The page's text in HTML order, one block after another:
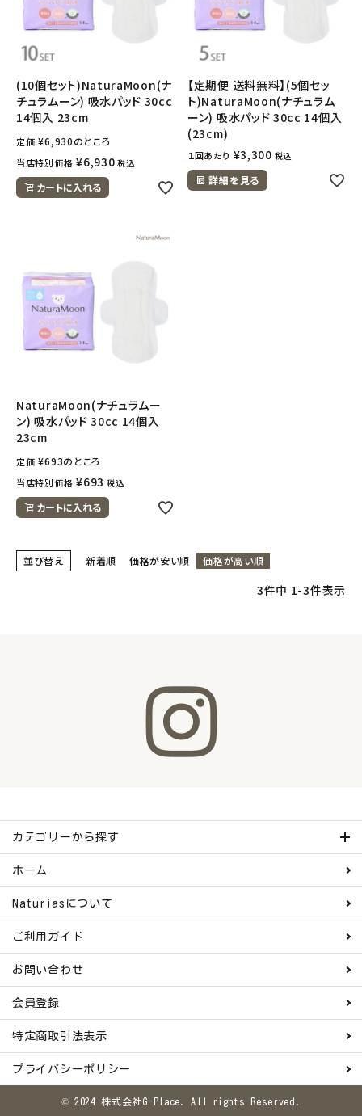
(10個セット)NaturaMoon(ナ
チュラムーン) 吸水パッド 30cc
14個入 23cm
定価 ¥6,930のところ
当店特別価格 ¥6,930 税込
カートに入れる
【定期便 送料無料】(5個セッ
ト)NaturaMoon(ナチュラム
ーン) 吸水パッド 30cc 14個入
(23cm)
１回あたり ¥3,300 税込
詳細を見る
NaturaMoon(ナチュラムー
ン) 吸水パッド 30cc 14個入
23cm
定価 ¥693のところ
当店特別価格 ¥693 税込
カートに入れる
並び替え 新着順 価格が安い順 価格が高い順
3件中 1-3件表示
カテゴリーから探す
ホーム
Naturiasについて
ご利用ガイド
お問い合わせ
会員登録
特定商取引法表示
プライバシーポリシー
© 2024 株式会社G-Place. All rights Reserved.